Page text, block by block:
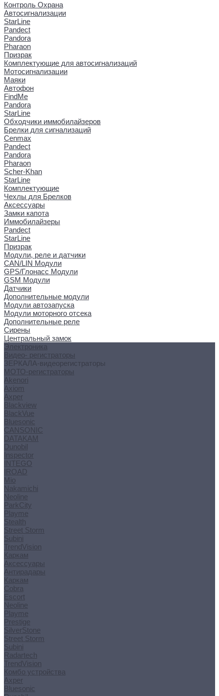
Контроль Охрана
Автосигнализации
StarLine
Pandect
Pandora
Pharaon
Призрак
Комплектующие для автосигнализаций
Мотосигнализации
Маяки
Автофон
FindMe
Pandora
StarLine
Обходчики иммобилайзеров
Брелки для сигнализаций
Cenmax
Pandect
Pandora
Pharaon
Scher-Khan
StarLine
Комплектующие
Чехлы для Брелков
Аксессуары
Замки капота
Иммобилайзеры
Pandect
StarLine
Призрак
Модули, реле и датчики
CAN/LIN Модули
GPS/Глонасс Модули
GSM Модули
Датчики
Дополнительные модули
Модули автозапуска
Модули моторного отсека
Дополнительные реле
Сирены
Центральный замок
Электроника
Видео- регистраторы
ЗЕРКАЛА-видеорегистраторы
МОТО-регистраторы
Akenori
Axiom
Axper
Blackview
BlackVue
Bluesonic
CANSONIC
DATAKAM
Dunobil
Inspector
INTEGO
IROAD
Mio
Nakamichi
Neoline
ParkCity
Playme
Stealth
Street Storm
Subini
TrendVision
Каркам
Аксессуары
Антирадары
Каркам
Cobra
Escort
Neoline
Playme
Prestige
SilverStone
Street Storm
Subini
Radartech
TrendVision
Комбо устройства
Axper
Bluesonic